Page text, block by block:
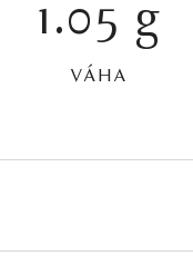
1.05 g
VÁHA